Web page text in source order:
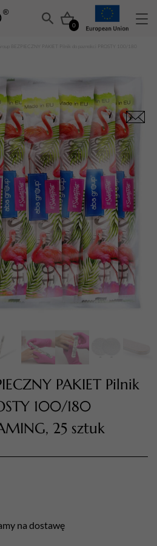
0
KOSZYK ( 0)
BEZPIECZNY PAKIET Pilnik do paznokci PROSTY 100/180
PAKIET Pilnik
100/180
25 sztuk
na dostawę